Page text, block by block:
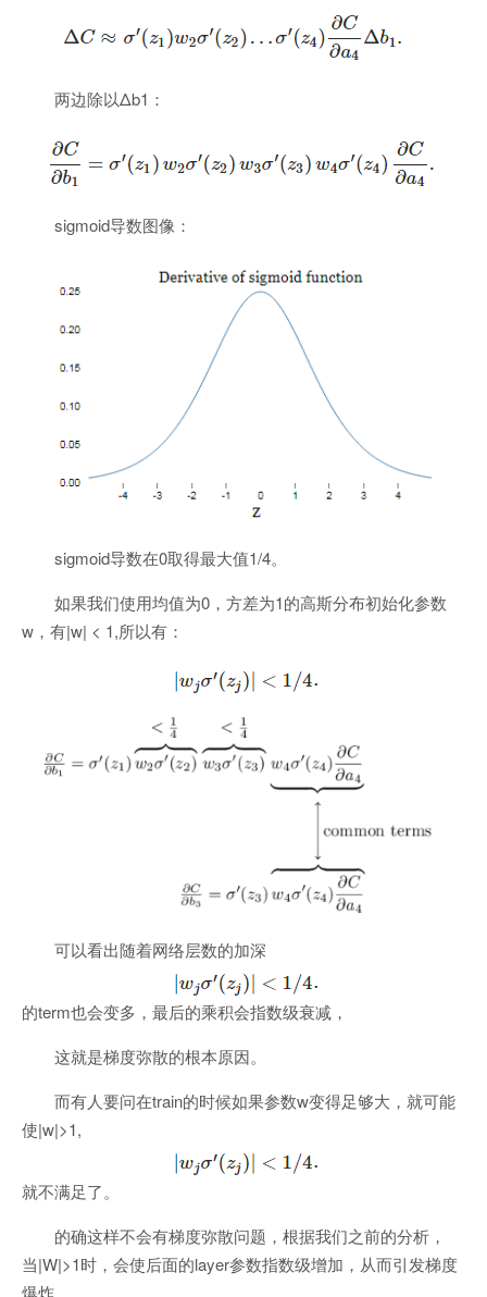
两边除以Δb1：
sigmoid导数图像：
sigmoid导数在0取得最大值1/4。
如果我们使用均值为0，方差为1的高斯分布初始化参数
w，有|w| < 1,所以有：
可以看出随着网络层数的加深
的term也会变多，最后的乘积会指数级衰减，
这就是梯度弥散的根本原因。
而有人要问在train的时候如果参数w变得足够大，就可能
使|w|>1,
就不满足了。
的确这样不会有梯度弥散问题，根据我们之前的分析，
当|W|>1时，会使后面的layer参数指数级增加，从而引发梯度
爆炸。